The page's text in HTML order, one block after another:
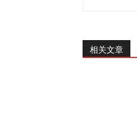
相关文章